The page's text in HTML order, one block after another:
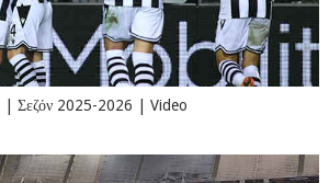
Σεζόν 2025-2026 | Video